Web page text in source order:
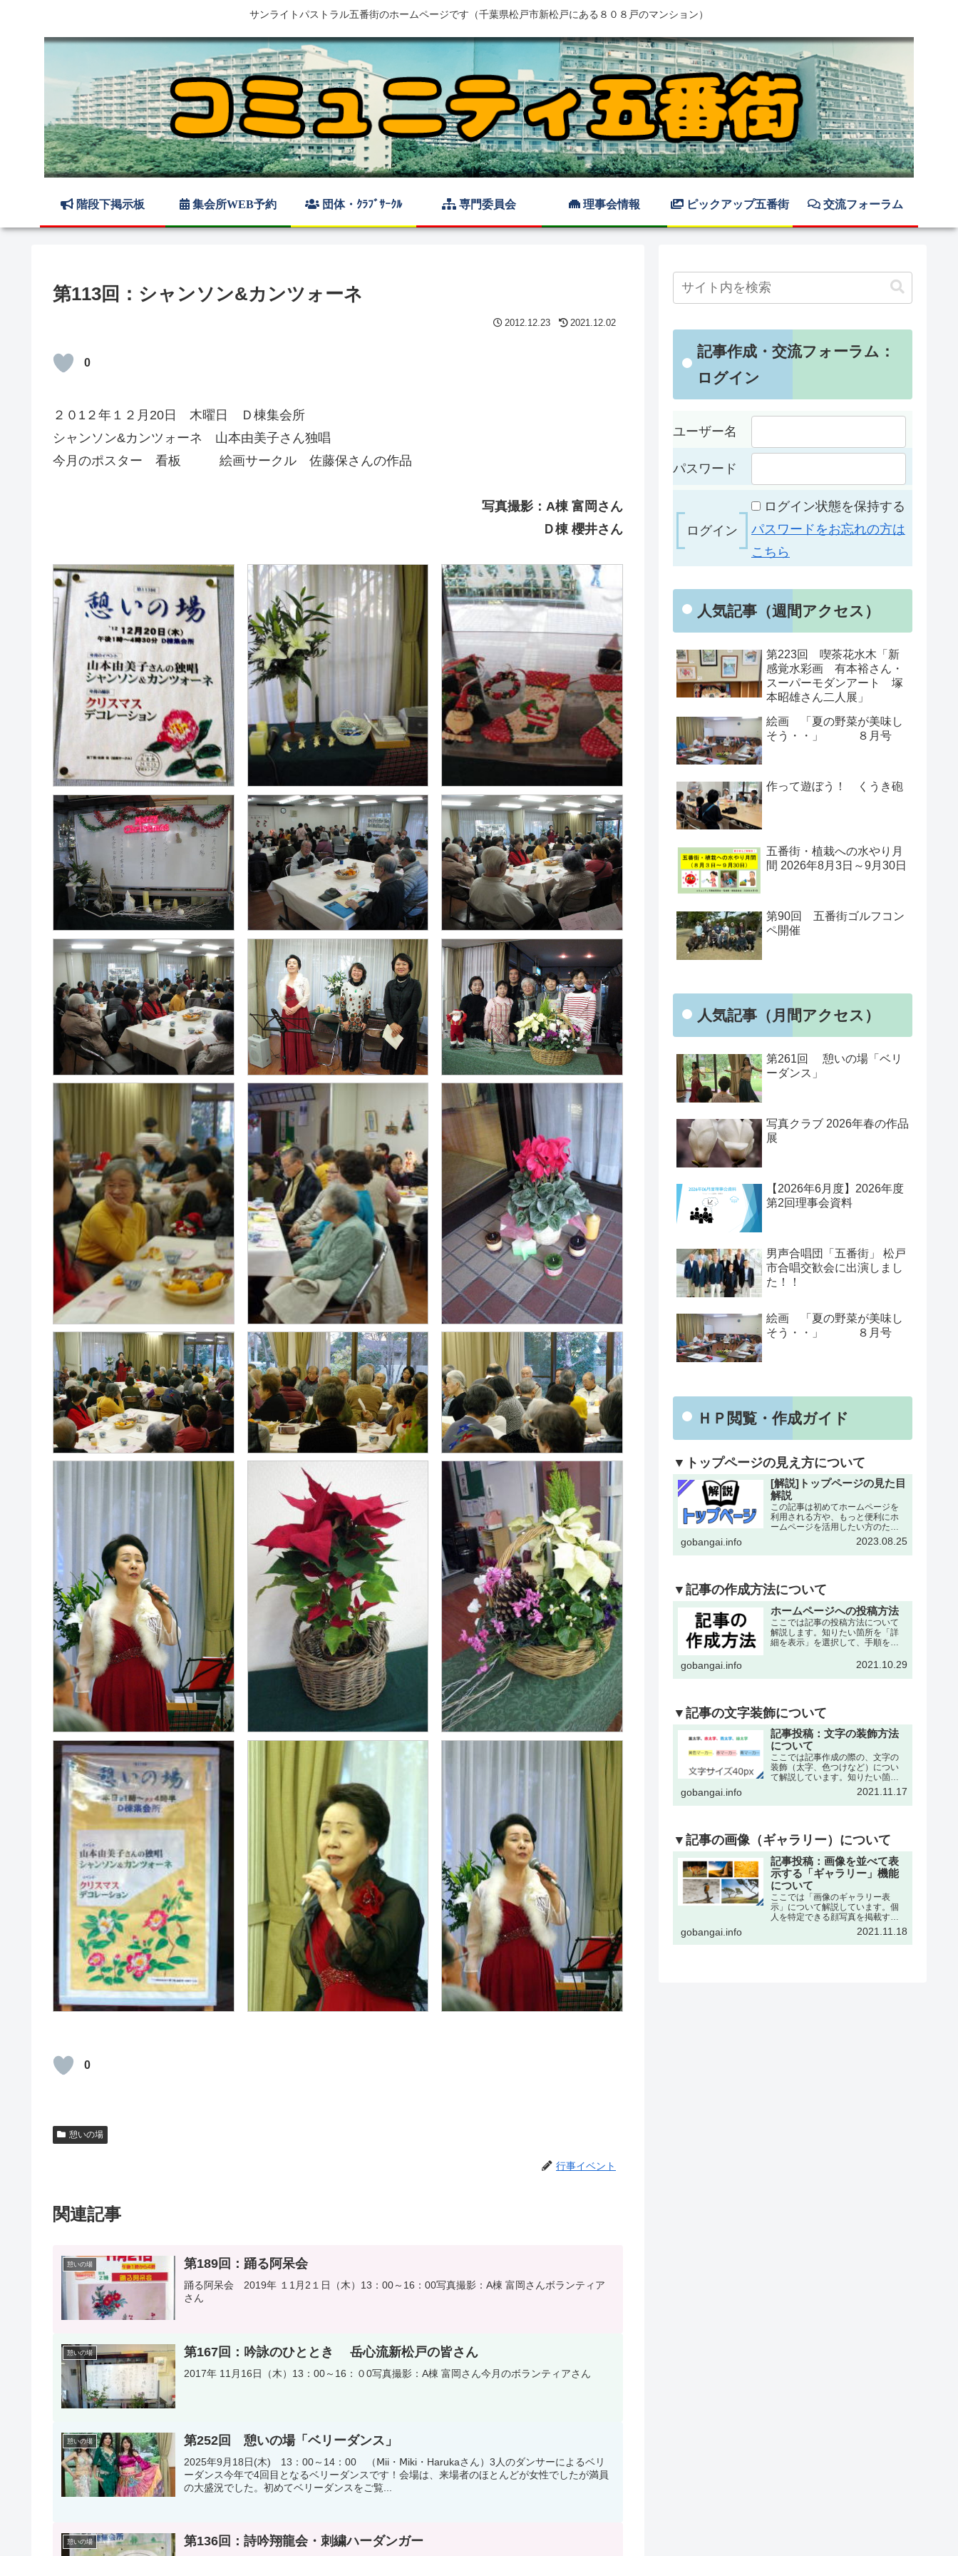
サンライトパストラル五番街のホームページです（千葉県松戸市新松戸にある８０８戸のマンション）
階段下掲示板 集会所WEB予約 団体・ｸﾗﾌﾞｻｰｸﾙ 専門委員会 理事会情報 ピックアップ五番街 交流フォーラム
第113回：シャンソン&カンツォーネ
2012.12.23 2021.12.02
0
２０1２年１２月20日 木曜日 Ｄ棟集会所
シャンソン&カンツォーネ 山本由美子さん独唱
今月のポスター 看板 絵画サークル 佐藤保さんの作品
写真撮影：A棟 富岡さん
Ｄ棟 櫻井さん
0
憩いの場
行事イベント
関連記事
憩いの場 第189回：踊る阿呆会
踊る阿呆会 2019年 １1月2１日（木）13：00～16：00写真撮影：A棟 富岡さんボランティア
さん
憩いの場 第167回：吟詠のひととき 岳心流新松戸の皆さん
2017年 11月16日（木）13：00～16：０0写真撮影：A棟 富岡さん今月のボランティアさん
憩いの場 第252回 憩いの場「ベリーダンス」
2025年9月18日(木) 13：00～14：00 （Ⅿii・Ⅿiki・Harukaさん）3人のダンサーによるベリ
ーダンス今年で4回目となるベリーダンスです！会場は、来場者のほとんどが女性でしたが満員
の大盛況でした。初めてベリーダンスをご覧...
憩いの場 第136回：詩吟翔龍会・刺繍ハーダンガー
記事作成・交流フォーラム：
ログイン
ユーザー名
パスワード
ログイン状態を保持する
パスワードをお忘れの方は
こちら
人気記事（週間アクセス）
第223回 喫茶花水木「新
感覚水彩画 有本裕さん・
スーパーモダンアート 塚
本昭雄さん二人展」
絵画 「夏の野菜が美味し
そう・・」 ８月号
作って遊ぼう！ くうき砲
五番街・植栽への水やり月
間 2026年8月3日～9月30日
第90回 五番街ゴルフコン
ペ開催
人気記事（月間アクセス）
第261回 憩いの場「ベリ
ーダンス」
写真クラブ 2026年春の作品
展
【2026年6月度】2026年度
第2回理事会資料
男声合唱団「五番街」 松戸
市合唱交歓会に出演しまし
た！！
絵画 「夏の野菜が美味し
そう・・」 ８月号
ＨＰ閲覧・作成ガイド
▼トップページの見え方について
[解説]トップページの見た目
解説
この記事は初めてホームページを
利用される方や、もっと便利にホ
ームページを活用したい方のため
にトップページの各所について改
めて解説した記事となります。改
めて確認することで今まで利用し
振…
gobangai.info 2023.08.25
▼記事の作成方法について
ホームページへの投稿方法
ここでは記事の投稿方法について
解説します。知りたい箇所を「詳
細を表示」を選択して、手順を確
各々の委員会・団体・クラブサー
す。それぞれに記事作成の為の
gobangai.info 2021.10.29
▼記事の文字装飾について
記事投稿：文字の装飾方法
について
ここでは記事作成の際の、文字の
装飾（太字、色つけなど）につい
て解説しています。知りたい箇所
を「詳細を表示」を選択して、手
順を確認して下さい。※記事の作
成・編集などの基本操作は下記の
い…
gobangai.info 2021.11.17
▼記事の画像（ギャラリー）について
記事投稿：画像を並べて表
示する「ギャラリー」機能
について
ここでは「画像のギャラリー表
示」について解説しています。個
人を特定できる顔写真を掲載する
場合、被撮影者ご本人の了解をい
ただくか、または顔をぼかすなど
個人が特定できない加工を行うこ
gobangai.info 2021.11.18